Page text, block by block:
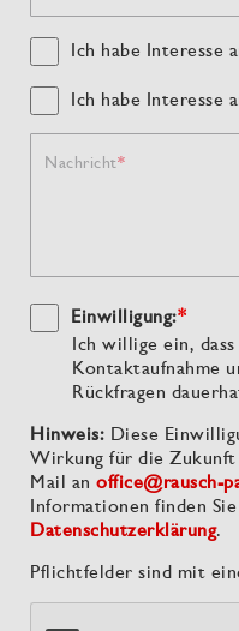
Ich habe Interesse
Ich habe Interesse
Nachricht
Einwilligung:*
Ich willige ein,
Kontaktaufnahme
Rückfragen
Hinweis: Diese
Wirkung für die Zukunft
Mail an office@rausch-
Informationen finden
Datenschutzerklärung.
Pflichtfelder sind mit